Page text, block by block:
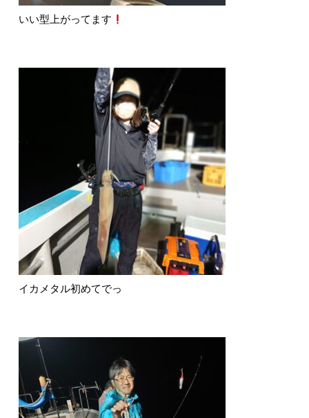
いい型上がってます
イカメタル初めてでっ